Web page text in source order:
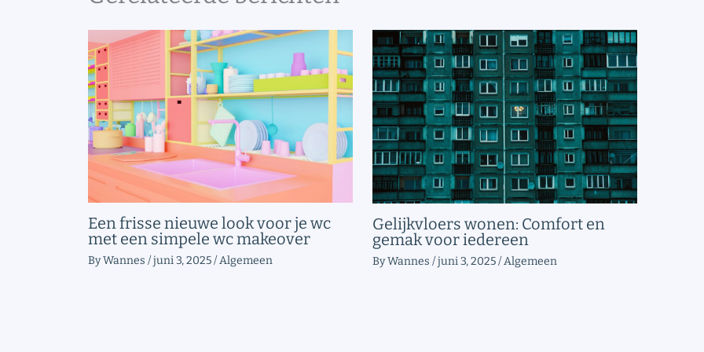
Een frisse nieuwe look voor je wc
met een simpele wc makeover
ByWannes /juni 3, 2025/Algemeen
Gelijkvloers wonen: Comfort en
gemak voor iedereen
ByWannes /juni 3, 2025/Algemeen